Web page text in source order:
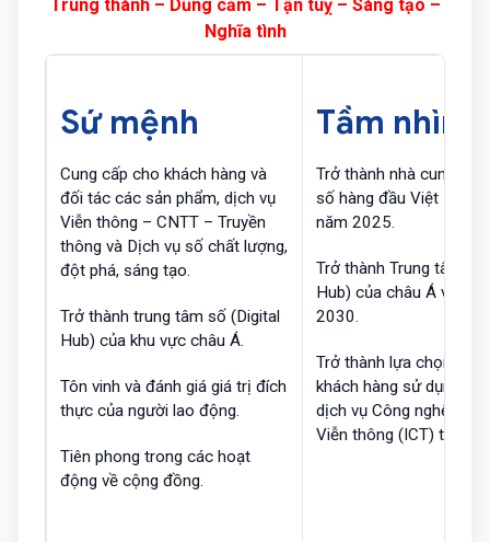
Trung thành – Dũng cảm – Tận tuỵ – Sáng tạo –
Nghĩa tình
Sứ mệnh
Cung cấp cho khách hàng và
đối tác các sản phẩm, dịch vụ
Viễn thông – CNTT – Truyền
thông và Dịch vụ số chất lượng,
đột phá, sáng tạo.
Trở thành trung tâm số (Digital
Hub) của khu vực châu Á.
Tôn vinh và đánh giá giá trị đích
thực của người lao động.
Tiên phong trong các hoạt
động về cộng đồng.
Tầm nhìn
Trở thành nhà cung
số hàng đầu Việt Nam
năm 2025.
Trở thành Trung tâm số
Hub) của châu Á vào
2030.
Trở thành lựa chọn số
khách hàng sử dụng
dịch vụ Công nghệ
Viễn thông (ICT) tại thị